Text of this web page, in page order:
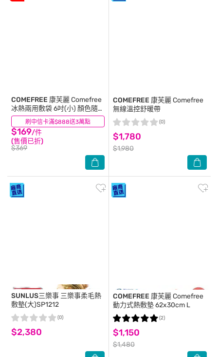
刷中信卡滿$888送3萬點
COMEFREE 康芙麗 Comefree
冰熱兩用敷袋 6吋(小) 顏色隨機
出貨
$169/件
(售價已折)
$369
(7)
COMEFREE 康芙麗 Comefree
無線溫控舒暖帶
$1,780
$1,980
(0)
SUNLUS三樂事 三樂事柔毛熱
敷墊(大)SP1212
$2,380
(0)
COMEFREE 康芙麗 Comefree
動力式熱敷墊 62x30cm L
$1,150
$1,480
(2)